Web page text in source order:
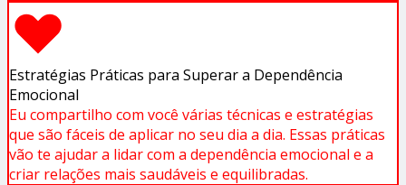
Estratégias Práticas para Superar a Dependência
Emocional
Eu compartilho com você várias técnicas e estratégias
que são fáceis de aplicar no seu dia a dia. Essas práticas
vão te ajudar a lidar com a dependência emocional e a
criar relações mais saudáveis e equilibradas.